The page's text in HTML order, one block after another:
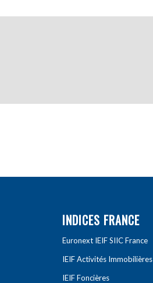
INDICES FRANCE
Euronext IEIF SIIC France
IEIF Activités Immobilières
IEIF Foncières